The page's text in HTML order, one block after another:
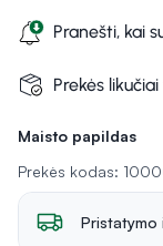
Maisto papildas
Prekės kodas:
Pranešti, kai
Prekės
Pristatymo